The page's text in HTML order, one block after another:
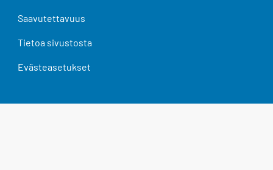
Saavutettavuus
Tietoa sivustosta
Evästeasetukset